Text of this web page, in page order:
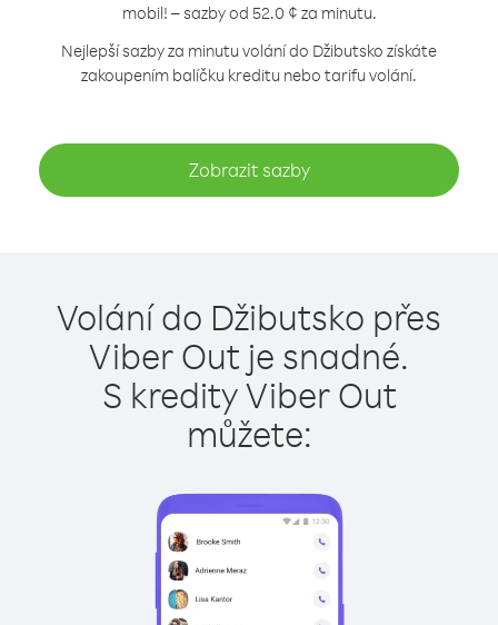
mobil! – sazby od 52.0 ¢ za minutu.
Nejlepší sazby za minutu volání do Džibutsko získáte
zakoupením balíčku kreditu nebo tarifu volání.
Zobrazit sazby
Volání do Džibutsko přes
Viber Out je snadné.
S kredity Viber Out
můžete: